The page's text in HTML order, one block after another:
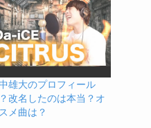
雄大のプロフィール
改名したのは本当？オ
メ曲は？